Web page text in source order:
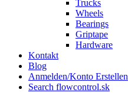
Trucks
Wheels
Bearings
Griptape
Hardware
Kontakt
Blog
Anmelden/Konto Erstellen
Search flowcontrol.sk